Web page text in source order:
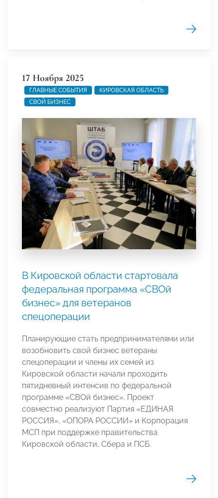
17 Ноября 2025
ГЛАВНЫЕ СОБЫТИЯ
КИРОВСКАЯ ОБЛАСТЬ
СВОЙ БИЗНЕС
В Кировской области стартовала
федеральная программа «СВОй
бизнес» для ветеранов
спецоперации
Планирующие стать предпринимателями или
возобновить свой бизнес ветераны
спецоперации и члены их семей из
Кировской области начали проходить
пятидневный интенсив по федеральной
программе «СВОй бизнес». Проект
совместно реализуют Партия «ЕДИНАЯ
РОССИЯ», «ОПОРА РОССИИ» и Корпорация
МСП при поддержке правительства
Кировской области, Сбера и ПСБ.